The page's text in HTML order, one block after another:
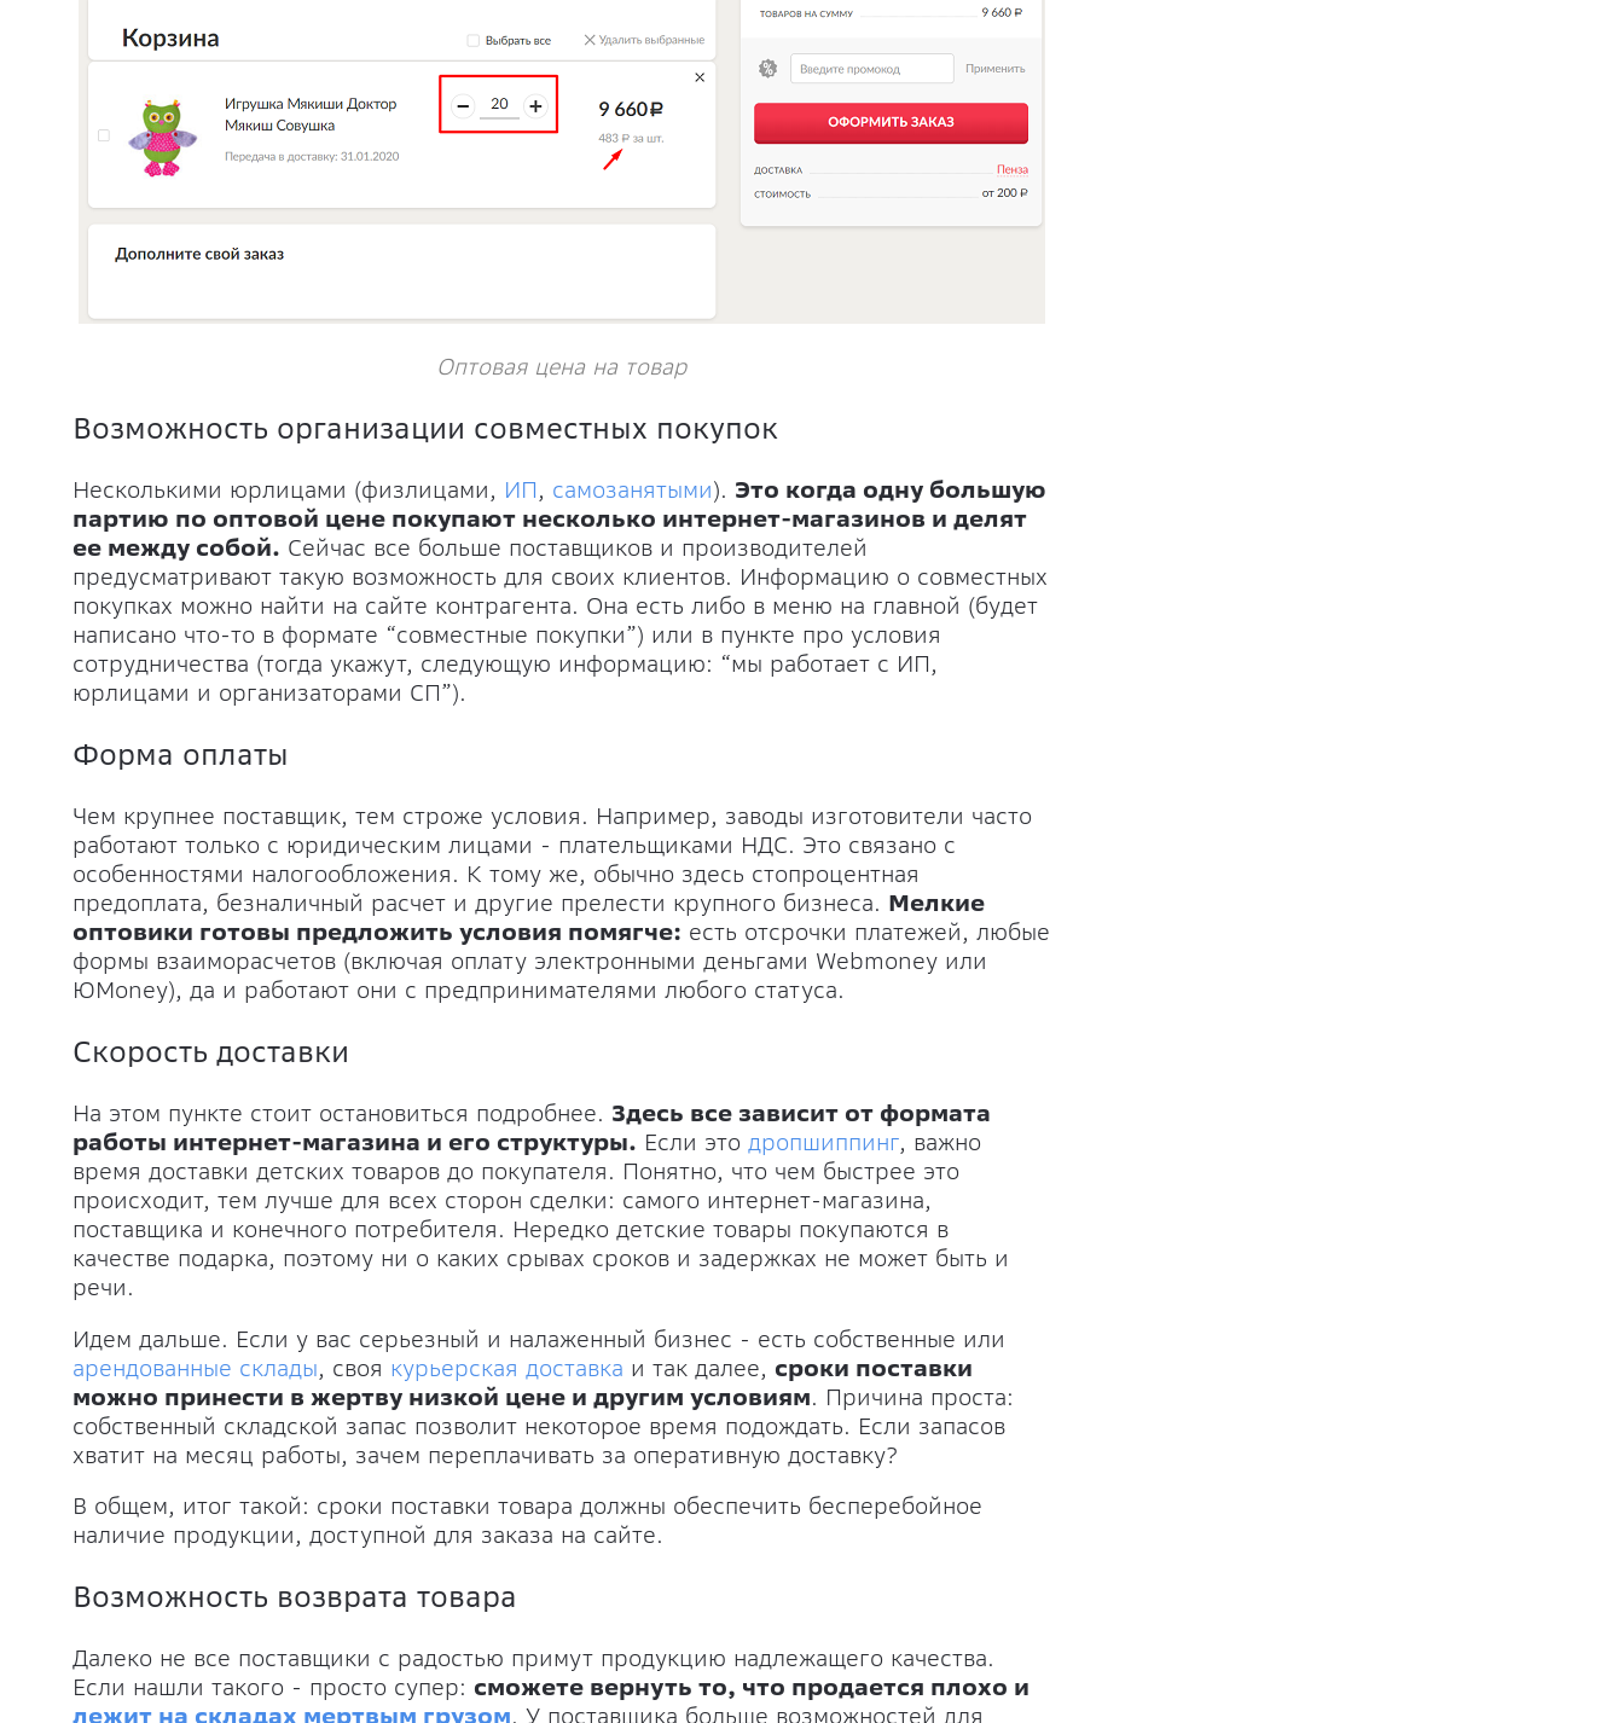
Оптовая цена на товар
Возможность организации совместных покупок
Несколькими юрлицами (физлицами, ИП, самозанятыми). Это когда одну большую
партию по оптовой цене покупают несколько интернет-магазинов и делят
ее между собой. Сейчас все больше поставщиков и производителей
предусматривают такую возможность для своих клиентов. Информацию о совместных
покупках можно найти на сайте контрагента. Она есть либо в меню на главной (будет
написано что-то в формате “совместные покупки”) или в пункте про условия
сотрудничества (тогда укажут, следующую информацию: “мы работает с ИП,
юрлицами и организаторами СП”).
Форма оплаты
Чем крупнее поставщик, тем строже условия. Например, заводы изготовители часто
работают только с юридическим лицами - плательщиками НДС. Это связано с
особенностями налогообложения. К тому же, обычно здесь стопроцентная
предоплата, безналичный расчет и другие прелести крупного бизнеса. Мелкие
оптовики готовы предложить условия помягче: есть отсрочки платежей, любые
формы взаиморасчетов (включая оплату электронными деньгами Webmoney или
ЮMoney), да и работают они с предпринимателями любого статуса.
Скорость доставки
На этом пункте стоит остановиться подробнее. Здесь все зависит от формата
работы интернет-магазина и его структуры. Если это дропшиппинг, важно
время доставки детских товаров до покупателя. Понятно, что чем быстрее это
происходит, тем лучше для всех сторон сделки: самого интернет-магазина,
поставщика и конечного потребителя. Нередко детские товары покупаются в
качестве подарка, поэтому ни о каких срывах сроков и задержках не может быть и
речи.
Идем дальше. Если у вас серьезный и налаженный бизнес - есть собственные или
арендованные склады, своя курьерская доставка и так далее, сроки поставки
можно принести в жертву низкой цене и другим условиям. Причина проста:
собственный складской запас позволит некоторое время подождать. Если запасов
хватит на месяц работы, зачем переплачивать за оперативную доставку?
В общем, итог такой: сроки поставки товара должны обеспечить бесперебойное
наличие продукции, доступной для заказа на сайте.
Возможность возврата товара
Далеко не все поставщики с радостью примут продукцию надлежащего качества.
Если нашли такого - просто супер: сможете вернуть то, что продается плохо и
лежит на складах мертвым грузом. У поставщика больше возможностей для